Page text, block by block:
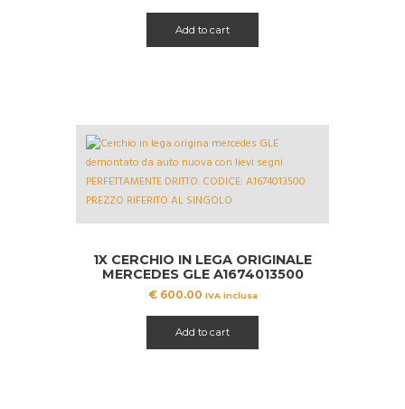
Add to cart
1X CERCHIO IN LEGA ORIGINALE
MERCEDES GLE A1674013500
€600.00 IVA inclusa
Add to cart